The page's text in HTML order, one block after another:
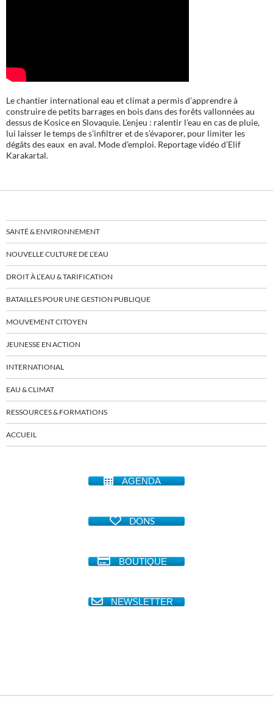
Le chantier international eau et climat a permis d’apprendre à
construire de petits barrages en bois dans des forêts vallonnées au
dessus de Kosice en Slovaquie. L’enjeu : ralentir l’eau en cas de pluie,
lui laisser le temps de s’infiltrer et de s’évaporer, pour limiter les
dégâts des eaux en aval. Mode d’emploi. Reportage vidéo d’Elif
Karakartal.
SANTÉ & ENVIRONNEMENT
NOUVELLE CULTURE DE L’EAU
DROIT À L’EAU & TARIFICATION
BATAILLES POUR UNE GESTION PUBLIQUE
MOUVEMENT CITOYEN
JEUNESSE EN ACTION
INTERNATIONAL
EAU & CLIMAT
RESSOURCES & FORMATIONS
ACCUEIL
AGENDA
DONS
BOUTIQUE
NEWSLETTER